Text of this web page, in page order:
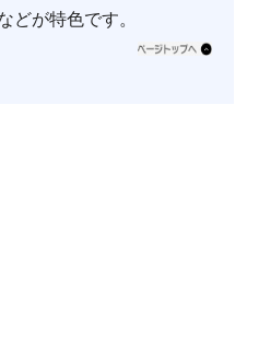
どが特色です。